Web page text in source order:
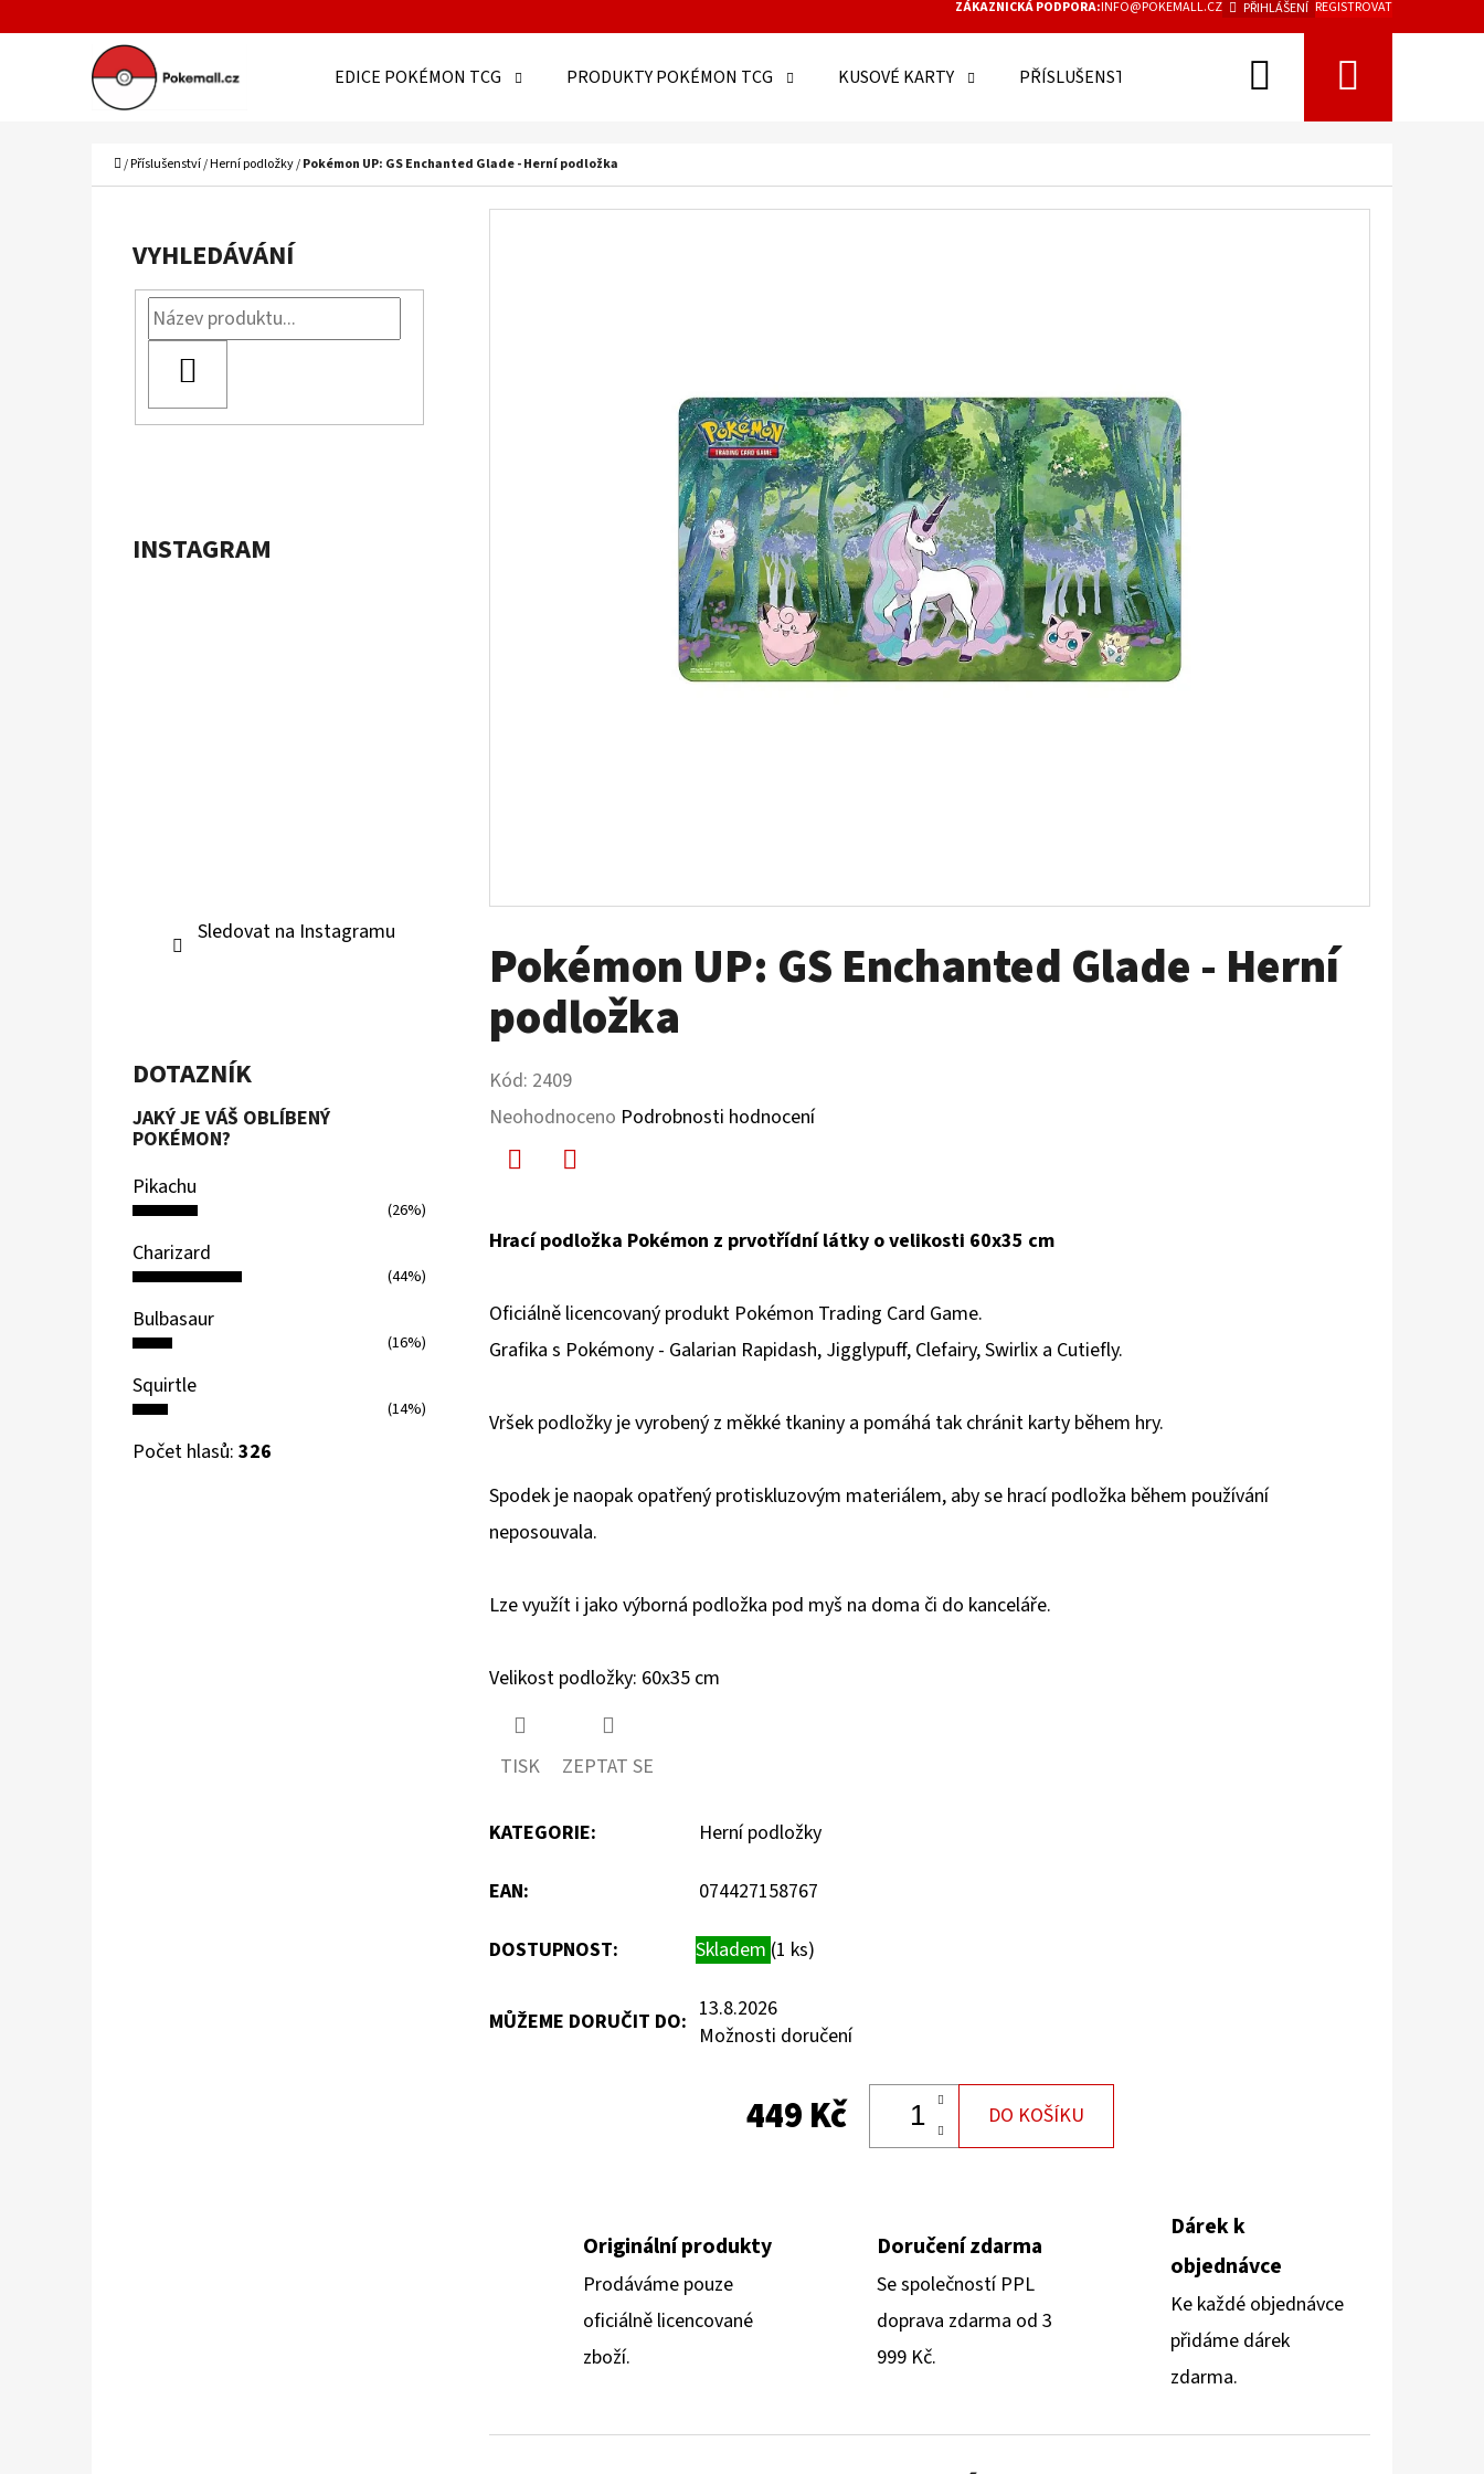
ZÁKAZNICKÁ PODPORA:INFO@POKEMALL.CZ PŘIHLÁŠENÍ REGISTROVAT
EDICE POKÉMON TCG PRODUKTY POKÉMON TCG KUSOVÉ KARTY PŘÍSLUŠENSTVÍ Hledat
Domů
/Příslušenství/Herní podložky/Pokémon UP: GS Enchanted Glade - Herní podložka
VYHLEDÁVÁNÍ
INSTAGRAM
Sledovat na Instagramu
DOTAZNÍK
JAKÝ JE VÁŠ OBLÍBENÝ
POKÉMON?
Pikachu
(26%)
Charizard
(44%)
Bulbasaur
(16%)
Squirtle
(14%)
Počet hlasů: 326
Pokémon UP: GS Enchanted Glade - Herní
podložka
Kód: 2409
Průměrné
hodnocení
Neohodnoceno Podrobnosti hodnocení
Hrací podložka Pokémon z prvotřídní látky o velikosti 60x35 cm
Oficiálně licencovaný produkt Pokémon Trading Card Game.
Grafika s Pokémony - Galarian Rapidash, Jigglypuff, Clefairy, Swirlix a Cutiefly.
Vršek podložky je vyrobený z měkké tkaniny a pomáhá tak chránit karty během hry.
Spodek je naopak opatřený protiskluzovým materiálem, aby se hrací podložka během používání
neposouvala.
Lze využít i jako výborná podložka pod myš na doma či do kanceláře.
Velikost podložky: 60x35 cm
TISK ZEPTAT SE
KATEGORIE: Herní podložky
EAN: 074427158767
DOSTUPNOST: Skladem (1 ks)
MŮŽEME DORUČIT DO: 13.8.2026
Možnosti doručení
449 Kč DO KOŠÍKU
Originální produkty
Prodáváme pouze
oficiálně licencované
zboží.
Doručení zdarma
Se společností PPL
doprava zdarma od 3
999 Kč.
Dárek k
objednávce
Ke každé objednávce
přidáme dárek
zdarma.
Zpět
do
obchodu
Zpět
do
obchodu
POKÉMON TCG: ME05 PITCH BLACK - ELITE
POKÉMON TCG: GOLDEEN 087/084
449 Kč